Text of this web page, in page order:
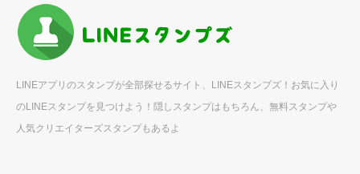
LINEアプリのスタンプが全部探せるサイト、LINEスタンプズ！お気に入り
のLINEスタンプを見つけよう！隠しスタンプはもちろん、無料スタンプや
人気クリエイターズスタンプもあるよ